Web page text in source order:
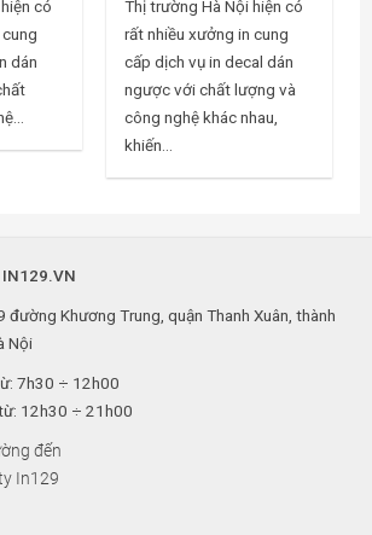
có
dán
Thị trường Hà Nội hiện có
rất nhiều xưởng in cung
cấp dịch vụ in decal dán
ngược với chất lượng và
công nghệ khác nhau,
khiến...
IN129.VN
đường Khương Trung, quận Thanh Xuân, thành
Nội
7h30 ÷ 12h00
12h30 ÷ 21h00
đến
In129